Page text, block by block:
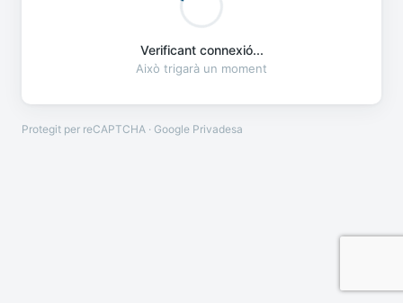
Verificant connexió...
Això trigarà un moment
Protegit per reCAPTCHA · Google Privadesa